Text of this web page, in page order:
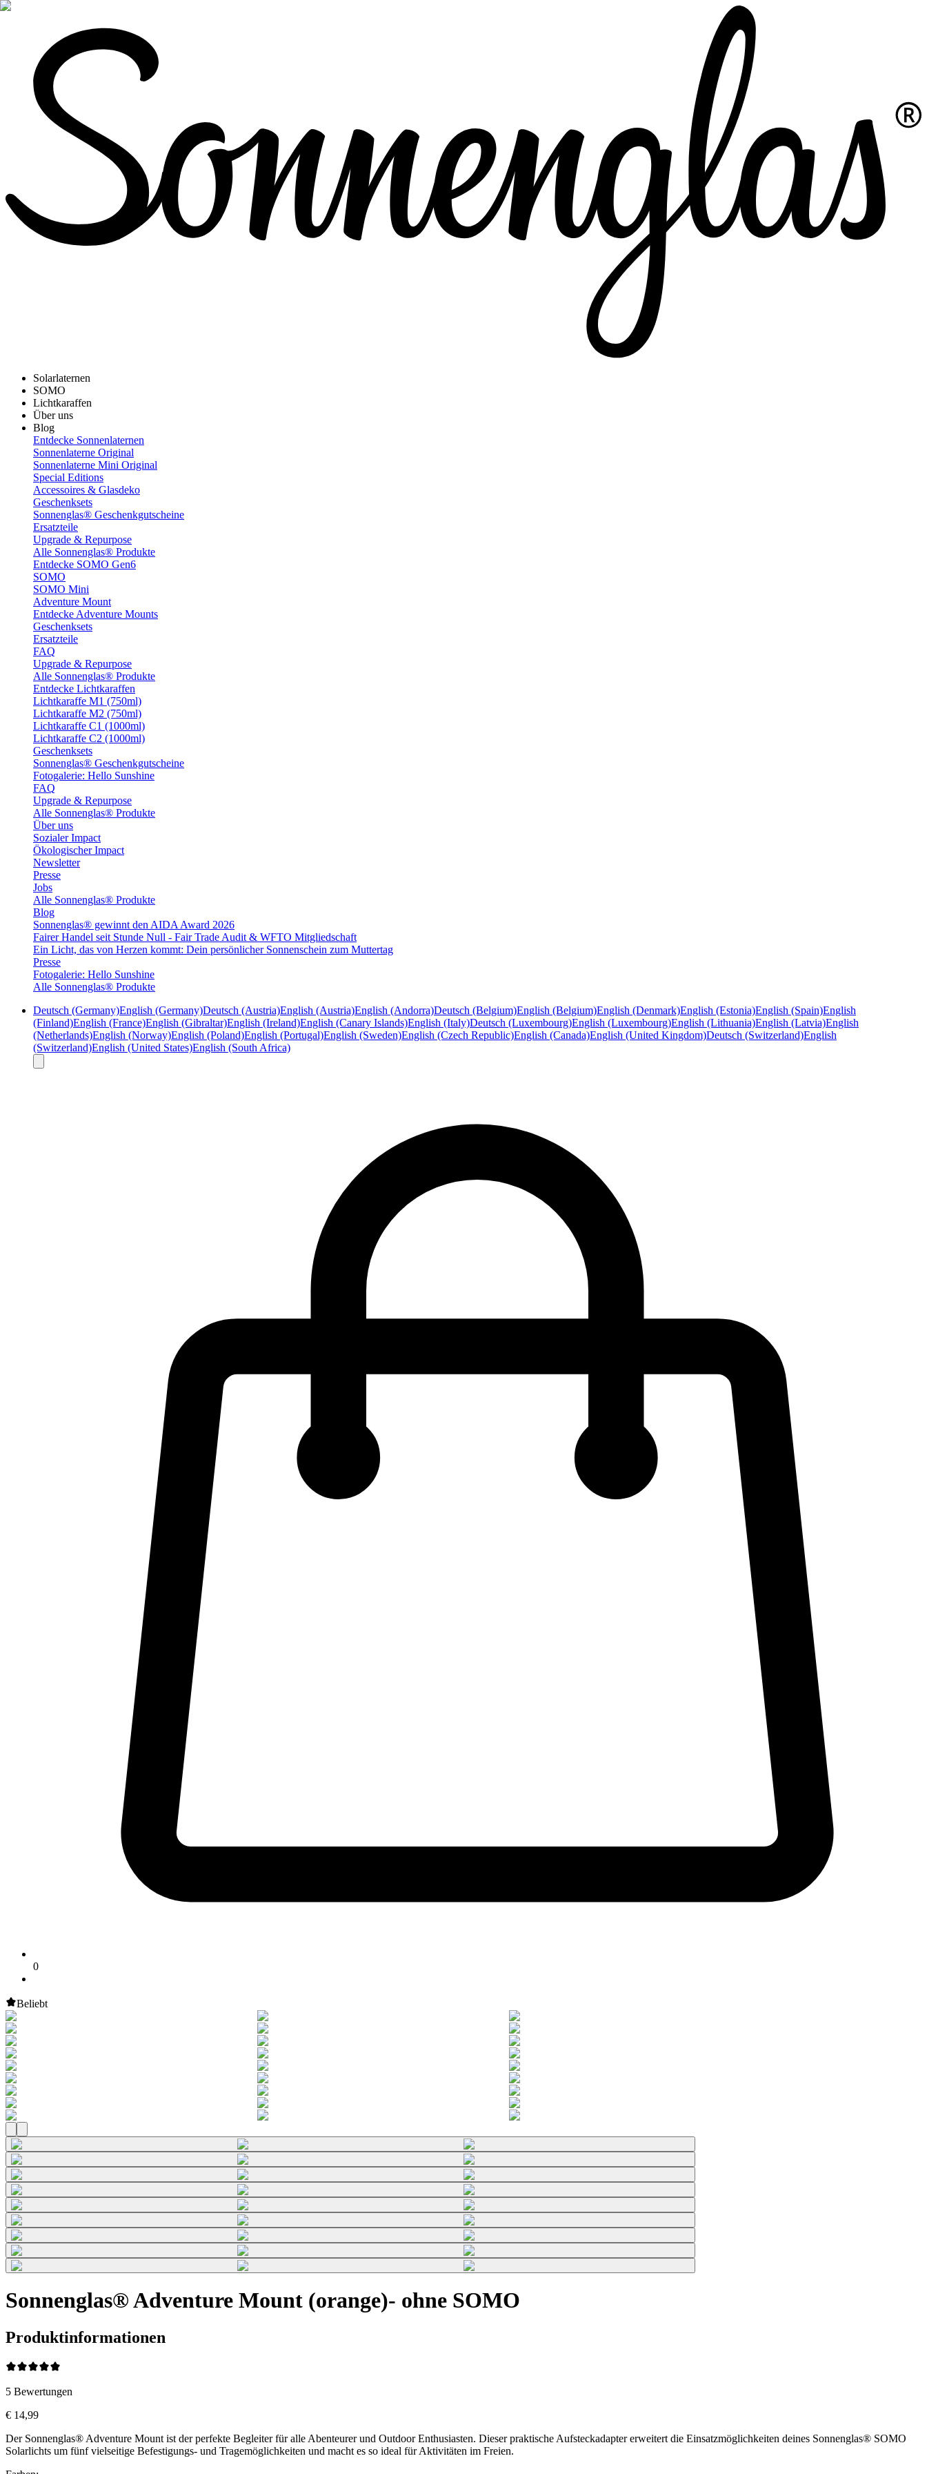
Solarlaternen
SOMO
Lichtkaraffen
Über uns
Blog
Entdecke Sonnenlaternen
Sonnenlaterne Original
Sonnenlaterne Mini Original
Special Editions
Accessoires & Glasdeko
Geschenksets
Sonnenglas® Geschenkgutscheine
Ersatzteile
Upgrade & Repurpose
Alle Sonnenglas® Produkte
Entdecke SOMO Gen6
SOMO
SOMO Mini
Adventure Mount
Entdecke Adventure Mounts
Geschenksets
Ersatzteile
FAQ
Upgrade & Repurpose
Alle Sonnenglas® Produkte
Entdecke Lichtkaraffen
Lichtkaraffe M1 (750ml)
Lichtkaraffe M2 (750ml)
Lichtkaraffe C1 (1000ml)
Lichtkaraffe C2 (1000ml)
Geschenksets
Sonnenglas® Geschenkgutscheine
Fotogalerie: Hello Sunshine
FAQ
Upgrade & Repurpose
Alle Sonnenglas® Produkte
Über uns
Sozialer Impact
Ökologischer Impact
Newsletter
Presse
Jobs
Alle Sonnenglas® Produkte
Blog
Sonnenglas® gewinnt den AIDA Award 2026
Fairer Handel seit Stunde Null - Fair Trade Audit & WFTO Mitgliedschaft
Ein Licht, das von Herzen kommt: Dein persönlicher Sonnenschein zum Muttertag
Presse
Fotogalerie: Hello Sunshine
Alle Sonnenglas® Produkte
Deutsch (Germany)English (Germany)Deutsch (Austria)English (Austria)English (Andorra)Deutsch (Belgium)English (Belgium)English (Denmark)English (Estonia)English (Spain)English
(Finland)English (France)English (Gibraltar)English (Ireland)English (Canary Islands)English (Italy)Deutsch (Luxembourg)English (Luxembourg)English (Lithuania)English (Latvia)English
(Netherlands)English (Norway)English (Poland)English (Portugal)English (Sweden)English (Czech Republic)English (Canada)English (United Kingdom)Deutsch (Switzerland)English
(Switzerland)English (United States)English (South Africa)
0
Beliebt
Sonnenglas® Adventure Mount (orange)- ohne SOMO
Produktinformationen
5 Bewertungen
€ 14,99
Der Sonnenglas® Adventure Mount ist der perfekte Begleiter für alle Abenteurer und Outdoor Enthusiasten. Dieser praktische Aufsteckadapter erweitert die Einsatzmöglichkeiten deines Sonnenglas® SOMO
Solarlichts um fünf vielseitige Befestigungs- und Tragemöglichkeiten und macht es so ideal für Aktivitäten im Freien.